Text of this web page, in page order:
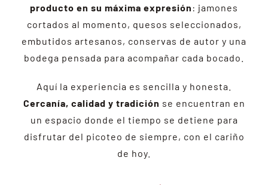
producto en su máxima expresión : jamones
cortados al momento, quesos seleccionados,
embutidos artesanos, conservas de autor y una
bodega pensada para acompañar cada bocado.
Aquí la experiencia es sencilla y honesta.
Cercanía, calidad y tradición se encuentran en
un espacio donde el tiempo se detiene para
disfrutar del picoteo de siempre, con el cariño
de hoy.